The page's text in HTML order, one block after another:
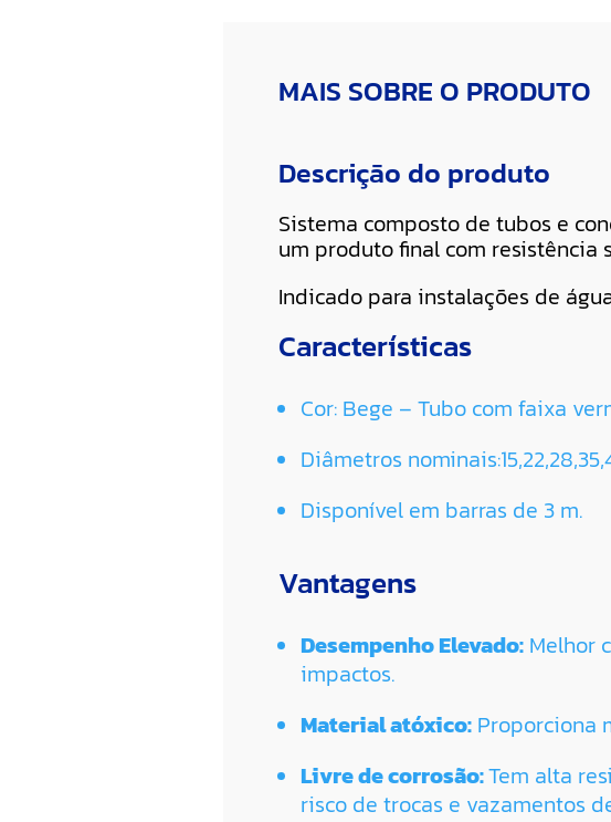
MAIS SOBRE O PRODUTO
Descrição do produto
Sistema composto de tubos e
um produto final com resistência
Indicado para instalações de
Características
Cor: Bege – Tubo com faixa
Diâmetros
Disponível em barras de 3 m.
Vantagens
Desempenho Elevado:Melhor
impactos.
Material atóxico:Proporciona
Livre de corrosão:Tem alta
risco de trocas e vazamentos